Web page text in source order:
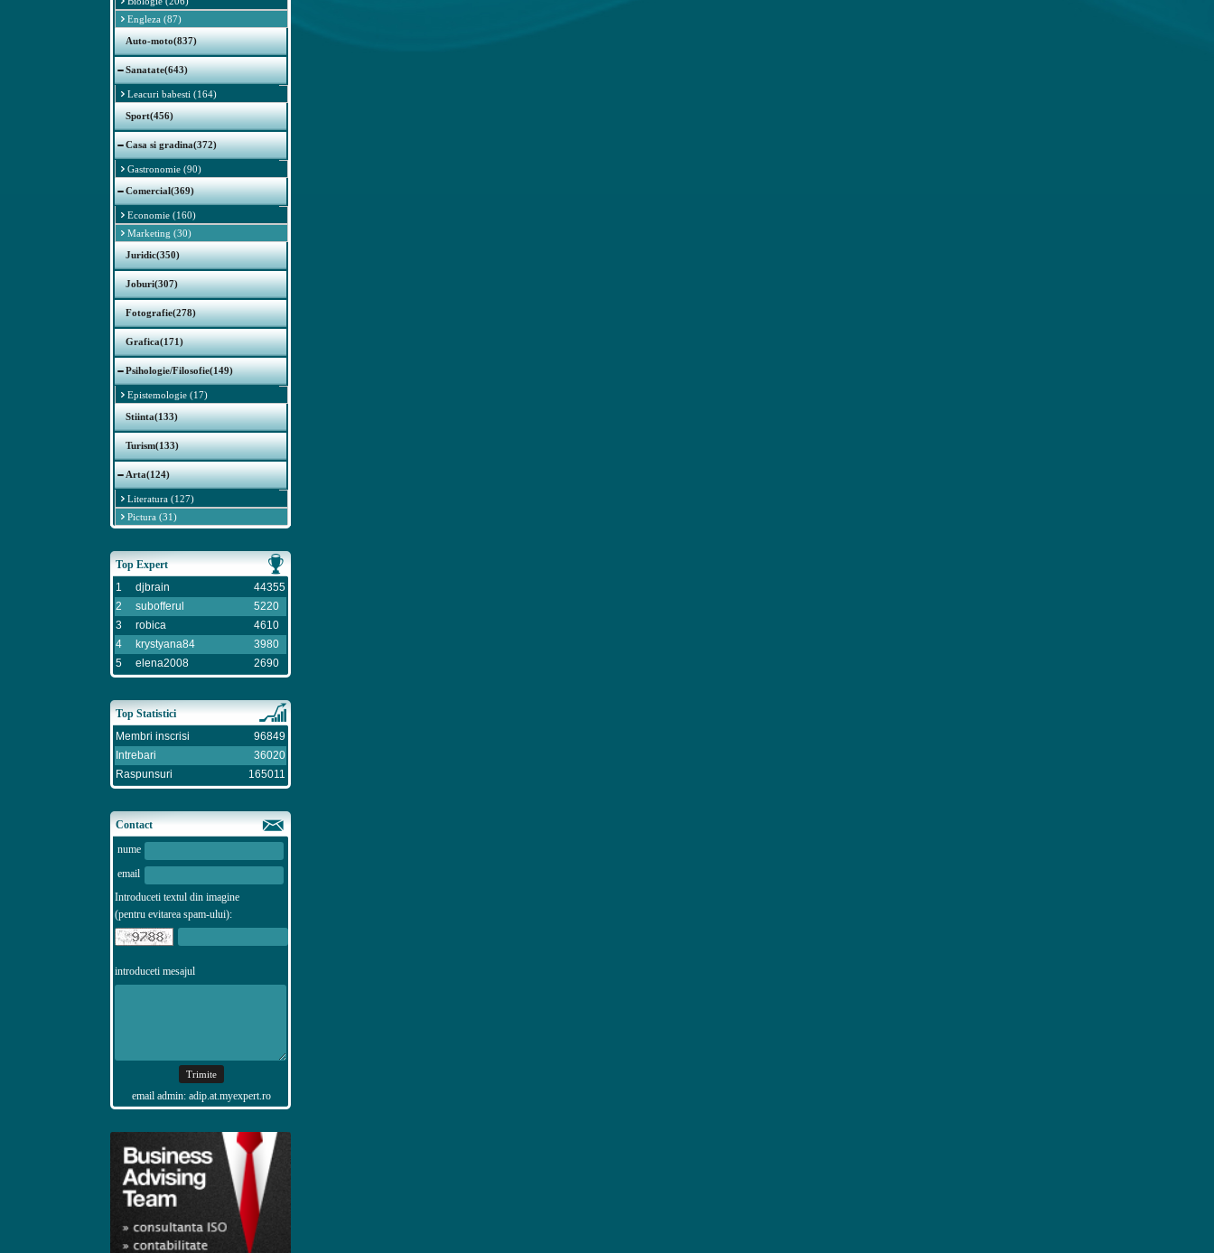
Engleza (87)
Auto-moto(837)
Sanatate(643)
Leacuri babesti (164)
Sport(456)
Casa si gradina(372)
Gastronomie (90)
Comercial(369)
Economie (160)
Marketing (30)
Juridic(350)
Joburi(307)
Fotografie(278)
Grafica(171)
Psihologie/Filosofie(149)
Epistemologie (17)
Stiinta(133)
Turism(133)
Arta(124)
Literatura (127)
Pictura (31)
Top Expert
1
djbrain
44355
2
subofferul
5220
3
robica
4610
4
krystyana84
3980
5
elena2008 2690
Top Statistici
Membri inscrisi
96849
Intrebari
36020
Raspunsuri
165011
Contact
nume
email
Introduceti textul din imagine
(pentru evitarea spam-ului):
introduceti mesajul
email admin: adip.at.myexpert.ro